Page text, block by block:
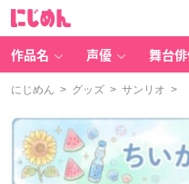
作品名 声優 舞台
にじめん > グッズ > サンリオ >